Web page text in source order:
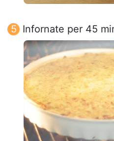
Infornate per 45